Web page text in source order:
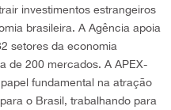
investimentos estrangeiros
brasileira. A Agência apoia
setores da economia
de 200 mercados. A APEX-
fundamental na atração
o Brasil, trabalhando para